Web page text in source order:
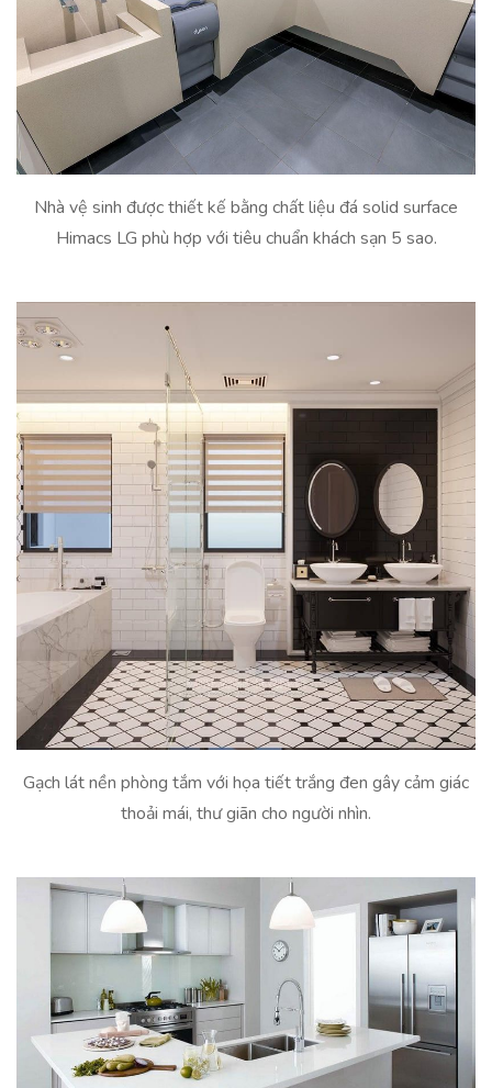
Nhà vệ sinh được thiết kế bằng chất liệu đá solid surface
Himacs LG phù hợp với tiêu chuẩn khách sạn 5 sao.
Gạch lát nền phòng tắm với họa tiết trắng đen gây cảm giác
thoải mái, thư giãn cho người nhìn.